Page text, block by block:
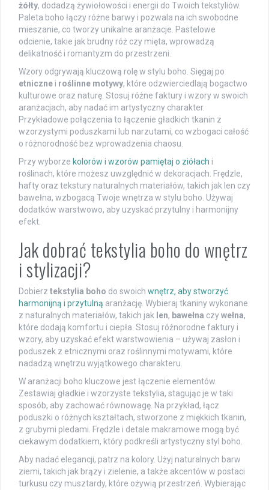
żółty, dodadzą żywiołowości i energii do Twoich tekstyliów.
Paleta boho łączy różne barwy i pozwala na ich swobodne
mieszanie, co tworzy unikalne aranżacje. Pastelowe
odcienie, takie jak brudny róż czy mięta, wprowadzą
delikatność i romantyzm do przestrzeni.
Wzory odgrywają kluczową rolę w stylu boho. Sięgaj po
etniczne i roślinne motywy, które odzwierciedlają bogactwo
kulturowe oraz naturę. Stosuj różne faktury i wzory w swoich
aranżacjach, aby nadać im artystyczny charakter.
Przykładowe połączenia to łączenie gładkich tkanin z
wzorzystymi poduszkami lub narzutami, co wzbogaci całość
o różnorodność bez wprowadzenia chaosu.
Przy wyborze kolorów i wzorów pamiętaj o ziółach i
roślinach, które możesz uwzględnić w dekoracjach. Frędzle,
hafty oraz tekstury naturalnych materiałów, takich jak len czy
bawełna, wzbogacą Twoje wnętrza w stylu boho. Używaj
dodatków warstwowo, aby uzyskać przytulny i harmonijny
efekt.
Jak dobrać tekstylia boho do wnętrz
i stylizacji?
Dobierz tekstylia boho do swoich wnętrz, aby stworzyć
harmonijną i przytulną aranżację. Wybieraj tkaniny wykonane
z naturalnych materiałów, takich jak len, bawełna czywełna,
które dodają komfortu i ciepła. Stosuj różnorodne faktury i
wzory, aby uzyskać efekt warstwowienia – używaj zasłon i
poduszek z etnicznymi oraz roślinnymi motywami, które
nadadzą wnętrzu wyjątkowego charakteru.
W aranżacji boho kluczowe jest łączenie elementów.
Zestawiaj gładkie i wzorzyste tekstylia, stagując je w taki
sposób, aby zachować równowagę. Na przykład, łącz
poduszki o różnych kształtach, stworzone z miękkich tkanin,
z grubymi pledami. Frędzle i detale makramowe mogą być
ciekawym dodatkiem, który podkreśli artystyczny styl boho.
Aby nadać elegancji, patrz na kolory. Użyj naturalnych barw
ziemi, takich jak brązy i zielenie, a także akcentów w postaci
turkusu czy musztardy, które ożywią przestrzeń. Wybierając